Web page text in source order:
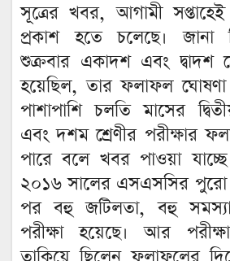
সূত্রের খবর, আগামী
প্রকাশ হতে চলেছে। জানা
শুক্রবার একাদশ এবং দ্বাদশ
হয়েছিল, তার ফলাফল ঘোষণা
পাশাপাশি চলতি মাসের
এবং দশম শ্রেণীর পরীক্ষার
পারে বলে খবর পাওয়া
২০১৬ সালের এসএসসির পুরো
পর বহু জটিলতা, বহু
পরীক্ষা হয়েছে। আর